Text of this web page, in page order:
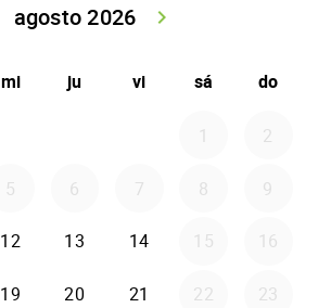
agosto 2026
keyboard_arrow_right
mi ju vi sá do
1 2
5 6 7 8 9
12 13 14 15 16
19 20 21 22 23